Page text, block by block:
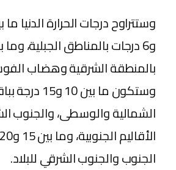
وستتراوح درجات الحرارة الدنيا
بالمنطقة الشرقية وهضاب
وستكون ما بين
الشمالية والوسطى، والجنوب
الجنوب والجنوب الشرقي للبلاد.